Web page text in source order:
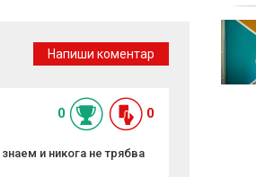
Балканите, а
рекордните горещини
Напиши коментар
0 0
и никога не трябва